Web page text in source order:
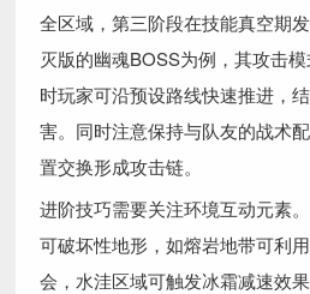
全区域，第三阶段在技能真空期
灭版的幽魂BOSS为例，其攻击
时玩家可沿预设路线快速推进，
害。同时注意保持与队友的战术
置交换形成攻击链。
进阶技巧需要关注环境互动元素
可破坏性地形，如熔岩地带可利
会，水洼区域可触发冰霜减速效